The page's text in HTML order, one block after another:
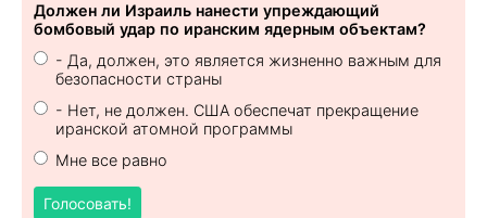
Должен ли Израиль нанести упреждающий
бомбовый удар по иранским ядерным объектам?
- Да, должен, это является жизненно важным для
безопасности страны
- Нет, не должен. США обеспечат прекращение
иранской атомной программы
Мне все равно
Голосовать!